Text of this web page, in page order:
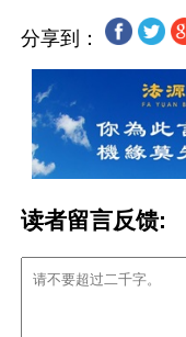
分享到：
读者留言反馈: